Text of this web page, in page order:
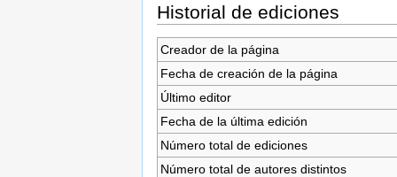
Historial de ediciones
Creador de la página
Fecha de creación de la página
Último editor
Fecha de la última edición
Número total de ediciones
Número total de autores distintos